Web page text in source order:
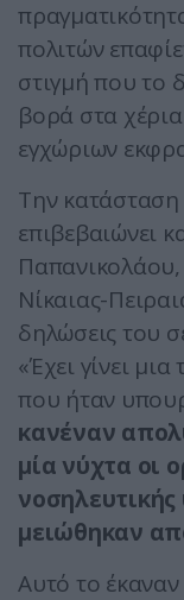
πολιτών
στιγμή που το
βορά στα
εγχώριων
Την κατάσταση
επιβεβαιώνει
Παπανικολάου,
Νίκαιας-
δηλώσεις του
«Έχει γίνει
που ήταν
κανέναν
μία νύχτα οι
μειώθηκαν
Αυτό το έκαναν